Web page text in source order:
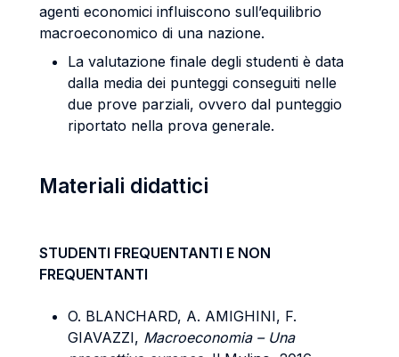
agenti economici influiscono sull’equilibrio
macroeconomico di una nazione.
La valutazione finale degli studenti è data
dalla media dei punteggi conseguiti nelle
due prove parziali, ovvero dal punteggio
riportato nella prova generale.
Materiali didattici
STUDENTI FREQUENTANTI E NON
FREQUENTANTI
O. BLANCHARD, A. AMIGHINI, F.
GIAVAZZI, Macroeconomia – Una